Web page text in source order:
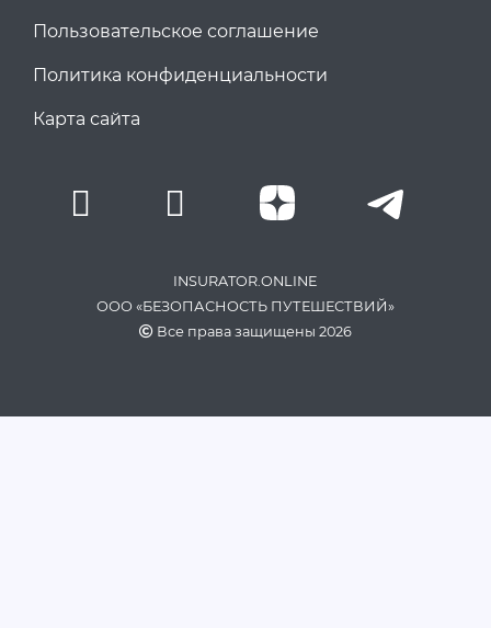
Пользовательское соглашение
Политика конфиденциальности
Карта сайта
INSURATOR.ONLINE
ООО «БЕЗОПАСНОСТЬ ПУТЕШЕСТВИЙ»
Все права защищены 2026